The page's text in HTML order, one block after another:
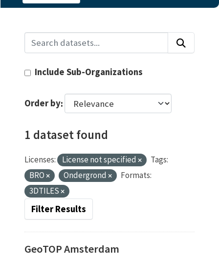
Include Sub-Organizations
Order by
1 dataset found
Licenses: License not specified
Tags:
BRO
Ondergrond
Formats:
3DTILES
Filter Results
GeoTOP Amsterdam